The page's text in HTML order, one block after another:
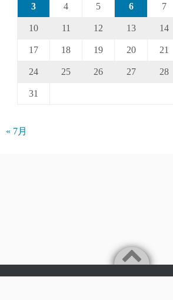
3 4 5 6 7
10 11 12 13 14
17 18 19 20 21
24 25 26 27 28
31
« 7月